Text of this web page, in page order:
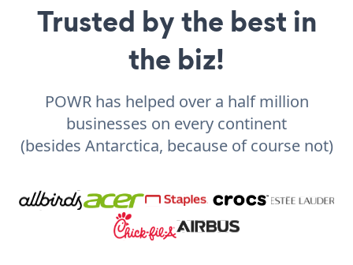
Trusted by the best in
the biz!
POWR has helped over a half million
businesses on every continent
(besides Antarctica, because of course not)